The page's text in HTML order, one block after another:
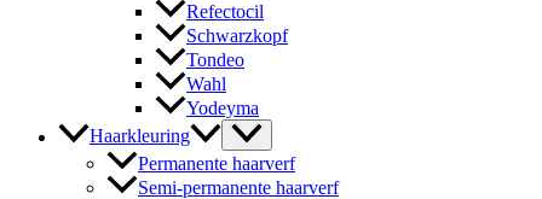
Refectocil
Schwarzkopf
Tondeo
Wahl
Yodeyma
Haarkleuring
Permanente haarverf
Semi-permanente haarverf